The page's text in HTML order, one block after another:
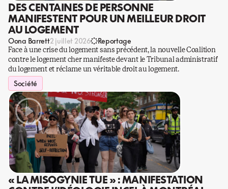
DES CENTAINES DE PERSONNE
MANIFESTENT POUR UN MEILLEUR DROIT
AU LOGEMENT
Oona Barrett2 juillet 2026 Reportage
Face à une crise du logement sans précédent, la nouvelle Coalition
contre le logement cher manifeste devant le Tribunal administratif
du logement et réclame un véritable droit au logement.
Société
« LA MISOGYNIE TUE » : MANIFESTATION